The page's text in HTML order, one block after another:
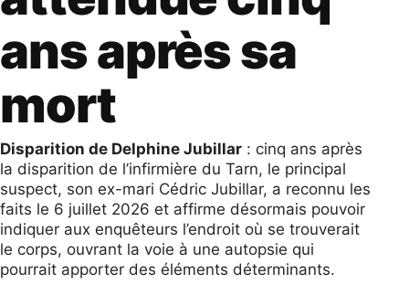
ans après sa
mort
Disparition de Delphine Jubillar : cinq ans après
la disparition de l’infirmière du Tarn, le principal
suspect, son ex-mari Cédric Jubillar, a reconnu les
faits le 6 juillet 2026 et affirme désormais pouvoir
indiquer aux enquêteurs l’endroit où se trouverait
le corps, ouvrant la voie à une autopsie qui
pourrait apporter des éléments déterminants.